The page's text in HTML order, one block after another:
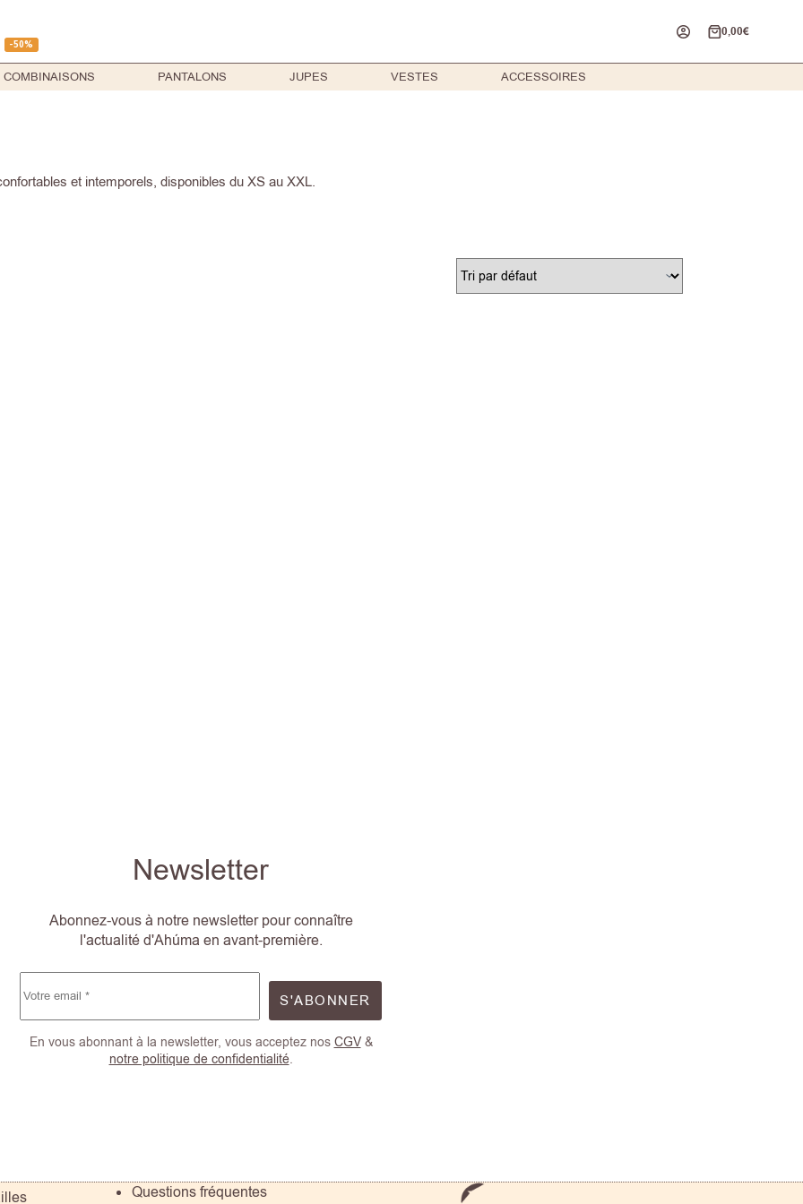
-50%
Panier
d’achat
0,00€
COMBINAISONS PANTALONS JUPES VESTES ACCESSOIRES
et intemporels, disponibles du XS au XXL.
Newsletter
Abonnez-vous à notre newsletter pour connaître
l'actualité d'Ahúma en avant-première.
S'ABONNER
En vous abonnant à la newsletter, vous acceptez nos CGV&
notre politique de confidentialité.
Questions fréquentes